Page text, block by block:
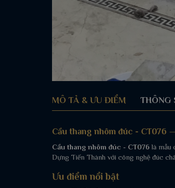
MÔ TẢ & ƯU ĐIỂM THÔNG
Cầu thang nhôm đúc - CT076
Cầu thang nhôm đúc - CT076 là mẫu
Dựng Tiến Thành với công nghệ đúc
Ưu điểm nổi bật